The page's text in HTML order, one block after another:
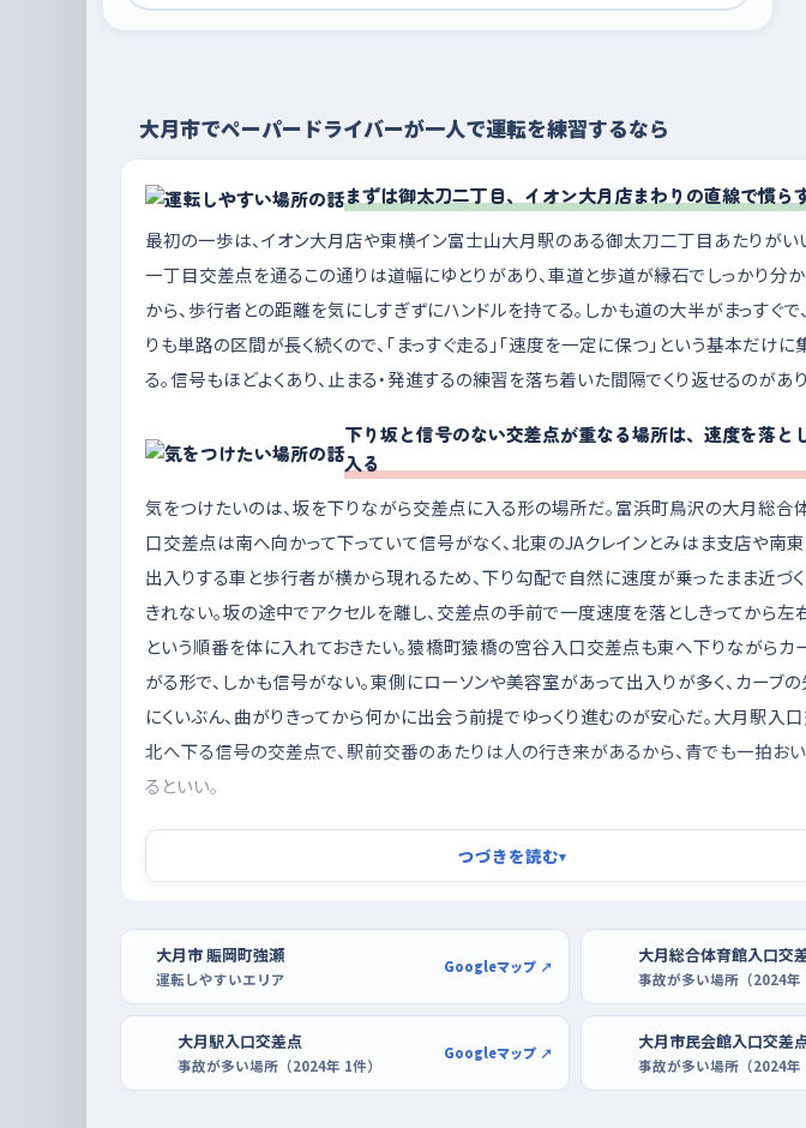
大月市でペーパードライバーが一人で運転を練習するなら
まずは御太刀二丁目、イオン大月店まわりの直線で慣ら
最初の一歩は、イオン大月店や東横イン富士山大月駅のある御太刀二丁目あたりがい
一丁目交差点を通るこの通りは道幅にゆとりがあり、車道と歩道が縁石でしっかり分
から、歩行者との距離を気にしすぎずにハンドルを持てる。しかも道の大半がまっすぐで
りも単路の区間が長く続くので、「まっすぐ走る」「速度を一定に保つ」という基本だけに
る。信号もほどよくあり、止まる・発進するの練習を落ち着いた間隔でくり返せるのがあ
下り坂と信号のない交差点が重なる場所は、速度を落と
入る
気をつけたいのは、坂を下りながら交差点に入る形の場所だ。富浜町鳥沢の大月総合
口交差点は南へ向かって下っていて信号がなく、北東のJAクレインとみはま支店や南
出入りする車と歩行者が横から現れるため、下り勾配で自然に速度が乗ったまま近づ
きれない。坂の途中でアクセルを離し、交差点の手前で一度速度を落としきってから左
という順番を体に入れておきたい。猿橋町猿橋の宮谷入口交差点も東へ下りながらカ
がる形で、しかも信号がない。東側にローソンや美容室があって出入りが多く、カーブ
にくいぶん、曲がりきってから何かに出会う前提でゆっくり進むのが安心だ。大月駅入
北へ下る信号の交差点で、駅前交番のあたりは人の行き来があるから、青でも一拍お
るといい。
朝の通勤や通学がいちばん重なる時間帯は、慣れないうちは避けたほうが気持ちに余
いうと週の終わりに近づくほど車が増える感覚があるので、はじめのうちは前半の平日
いい。駐車の練習は、ワークマン都留店や株式会社ノジマ都留店のように区画がゆった
の駐車場が向いている。買い物客が少ない時間帯を狙って、白線に対してまっすぐ入れ
して出る、という動きを何度もくり返しておくと、街なかの狭い駐車場でも慌てずに済む。
つづきを読む▾
大月市 賑岡町強瀬
運転しやすいエリア
Googleマップ ↗ 大月総合体育館入口交
事故が多い場所（2024年
大月駅入口交差点
事故が多い場所（2024年 1件）
Googleマップ ↗ 大月市民会館入口交差
事故が多い場所（2024年